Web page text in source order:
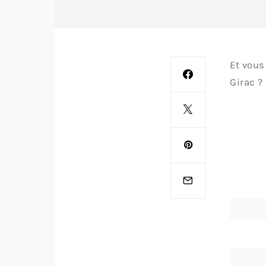
Et
Girac ?